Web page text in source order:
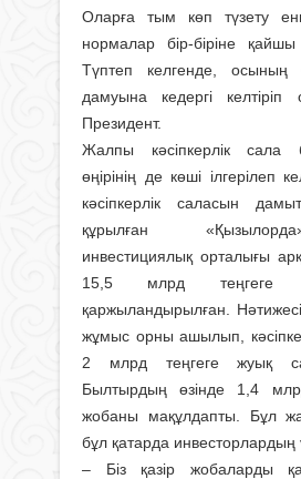
Оларға тым көп түзету
нормалар бір-біріне қайшы
Түптеп келгенде, осының
дамуына кедергі
Президент.
Жалпы кәсіпкерлік
өңірінің де көші ілгерілеп
кәсіпкерлік саласын
құрылған
инвестициялық орталығы
15,5 млрд теңгеге
қаржыландырылған.
жұмыс орны ашылып,
2 млрд теңгеге жуық
Былтырдың өзінде 1,4
жобаны мақұлдапты. Бұл
бұл қатарда инвесторлардың
– Біз қазір жобаларды